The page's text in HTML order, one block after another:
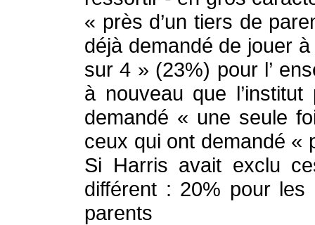
« près d’un tiers de
déjà demandé de jouer
sur 4 » (23%) pour l’
à nouveau que
demandé « une seule
ceux qui ont demandé «
Si Harris avait exclu
différent : 20% pour les
parents